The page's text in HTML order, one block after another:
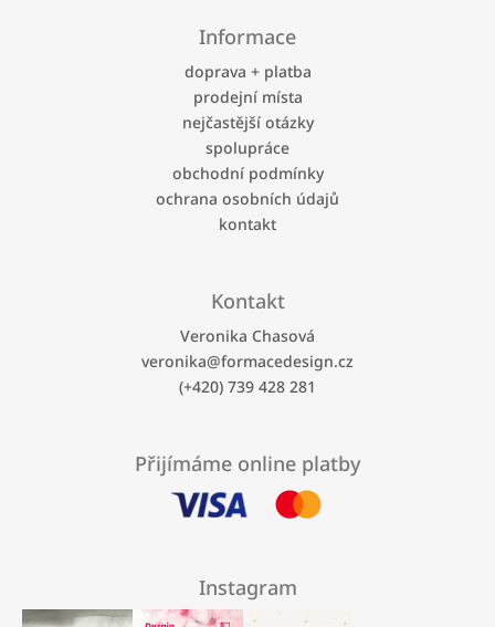
Informace
doprava + platba
prodejní místa
nejčastější otázky
spolupráce
obchodní podmínky
ochrana osobních údajů
kontakt
Kontakt
Veronika Chasová
veronika@formacedesign.cz
(+420) 739 428 281
Přijímáme online platby
Instagram